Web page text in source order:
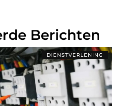
Berichten
DIENSTVERLENING